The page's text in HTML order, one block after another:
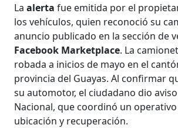
Laalertafue emitida por el
los vehículos, quien reconoció su
anuncio publicado en la sección de
Facebook Marketplace. La
robada a inicios de mayo en el
provincia del Guayas. Al confirmar
su automotor, el ciudadano dio
Nacional, que coordinó un
ubicación y recuperación.